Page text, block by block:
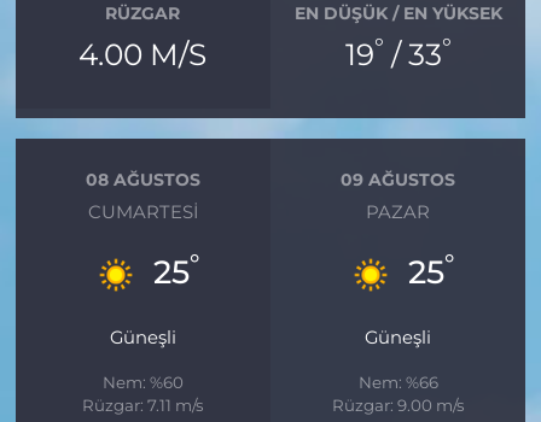
RÜZGAR
4.00 M/S
EN DÜŞÜK / EN YÜKSEK
19° / 33°
08 AĞUSTOS
CUMARTESI
25°
Güneşli
Nem: %60
Rüzgar: 7.11 m/s
09 AĞUSTOS
PAZAR
25°
Güneşli
Nem: %66
Rüzgar: 9.00 m/s